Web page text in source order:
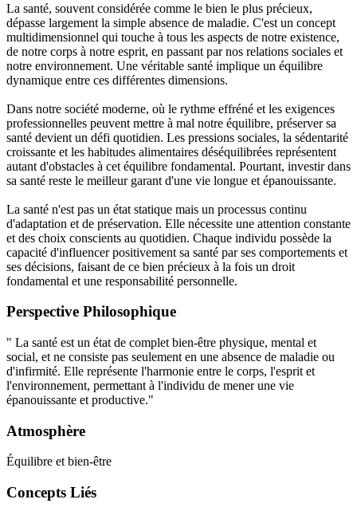
La santé, souvent considérée comme le bien le plus précieux,
dépasse largement la simple absence de maladie. C'est un concept
multidimensionnel qui touche à tous les aspects de notre existence,
de notre corps à notre esprit, en passant par nos relations sociales et
notre environnement. Une véritable santé implique un équilibre
dynamique entre ces différentes dimensions.
Dans notre société moderne, où le rythme effréné et les exigences
professionnelles peuvent mettre à mal notre équilibre, préserver sa
santé devient un défi quotidien. Les pressions sociales, la sédentarité
croissante et les habitudes alimentaires déséquilibrées représentent
autant d'obstacles à cet équilibre fondamental. Pourtant, investir dans
sa santé reste le meilleur garant d'une vie longue et épanouissante.
La santé n'est pas un état statique mais un processus continu
d'adaptation et de préservation. Elle nécessite une attention constante
et des choix conscients au quotidien. Chaque individu possède la
capacité d'influencer positivement sa santé par ses comportements et
ses décisions, faisant de ce bien précieux à la fois un droit
fondamental et une responsabilité personnelle.
Perspective Philosophique
" La santé est un état de complet bien-être physique, mental et
social, et ne consiste pas seulement en une absence de maladie ou
d'infirmité. Elle représente l'harmonie entre le corps, l'esprit et
l'environnement, permettant à l'individu de mener une vie
épanouissante et productive."
Atmosphère
Équilibre et bien-être
Concepts Liés